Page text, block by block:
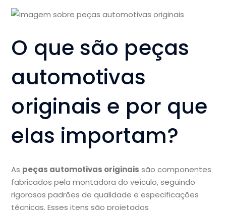
O que são peças
automotivas
originais e por que
elas importam?
As peças automotivas originais são componentes
fabricados pela montadora do veículo, seguindo
rigorosos padrões de qualidade e especificações
técnicas. Esses itens são projetados